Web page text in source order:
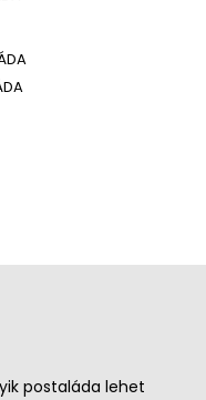
postaláda lehet